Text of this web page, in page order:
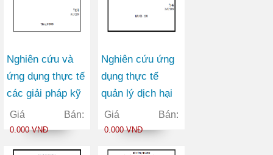
Nghiên cứu và
ứng dụng thực tế
các giải pháp kỹ
thuật canh tác và
quản lý tổng hợp
Giá Bán:
0.000 VNĐ
Nghiên cứu ứng
dụng thực tế
quản lý dịch hại
tổng hợp (IPM)
và một số giải
Giá Bán:
0.000 VNĐ